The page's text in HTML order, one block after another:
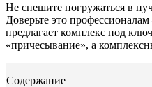
Не спешите погружаться в
Доверьте это
предлагает комплекс под
«причесывание», а
Содержание